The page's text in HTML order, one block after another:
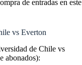
de entradas en este
vs Everton
de Chile vs
abonados):